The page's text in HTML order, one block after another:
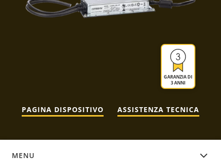
GARANZIA DI
3 ANNI
PAGINA DISPOSITIVO ASSISTENZA TECNICA
MENU
DOCUMENTAZIONE